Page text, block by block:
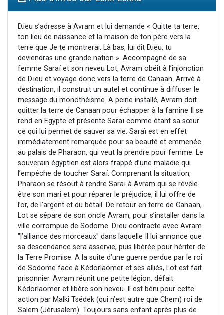
4 personnes viennent de nous rejoindre sur WhatsApp
Il reste 49 places pour étudier en groupe sur Zoom
Eva vient de donner son Maasser
Eli vient de donner son Maasser
D.ieu s’adresse à Avram et lui demande « Quitte ta terre,
ton lieu de naissance et la maison de ton père vers la
terre que Je te montrerai. Là bas, lui dit D.ieu, tu
deviendras une grande nation ». Accompagné de sa
femme Saraï et son neveu Lot, Avram obéît à l’injonction
de D.ieu et voyage donc vers la terre de Canaan. Arrivé à
destination, il construit un autel et continue à diffuser le
message du monothéisme. A peine installé, Avram doit
quitter la terre de Canaan pour échapper à la famine Il se
rend en Egypte et présente Saraï comme étant sa sœur
ce qui lui permet de sauver sa vie. Saraï est en effet
immédiatement remarquée pour sa beauté et emmenée
au palais de Pharaon, qui veut la prendre pour femme. Le
souverain égyptien est alors frappé d’une maladie qui
l’empêche de toucher Saraï. Comprenant la situation,
Pharaon se résout à rendre Saraï à Avram qui se révèle
être son mari et pour réparer le préjudice, il lui offre de
l’or, de l’argent et du bétail. De retour en terre de Canaan,
Lot se sépare de son oncle Avram, pour s’installer dans la
ville corrompue de Sodome. D.ieu contracte avec Avram
"l’alliance des morceaux" dans laquelle Il lui annonce que
sa descendance sera asservie, puis libérée pour hériter de
la Terre Promise. A la suite d’une guerre perdue par le roi
de Sodome face à Kédorlaomer et ses alliés, Lot est fait
prisonnier. Avram réunit une petite légion, défait
Kédorlaomer et libère son neveu. Il est béni pour cette
action par Malki Tsédek (qui n’est autre que Chem) roi de
Salem (Jérusalem). Toujours sans enfant après plus de